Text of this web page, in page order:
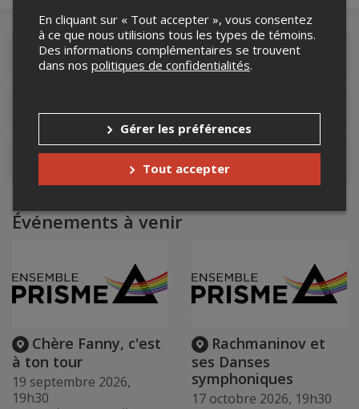
Détails de l'événement
Contacter l'organisateur
Événements à venir
Chère Fanny, c'est
à ton tour
19 septembre 2026,
19h30
Rachmaninov et
ses Danses
symphoniques
17 octobre 2026, 19h30
En cliquant sur « Tout accepter », vous consentez
à ce que nous utilisions tous les types de témoins.
Des informations complémentaires se trouvent
dans nos politiques de confidentialités.
Gérer les préférences
Tout accepter